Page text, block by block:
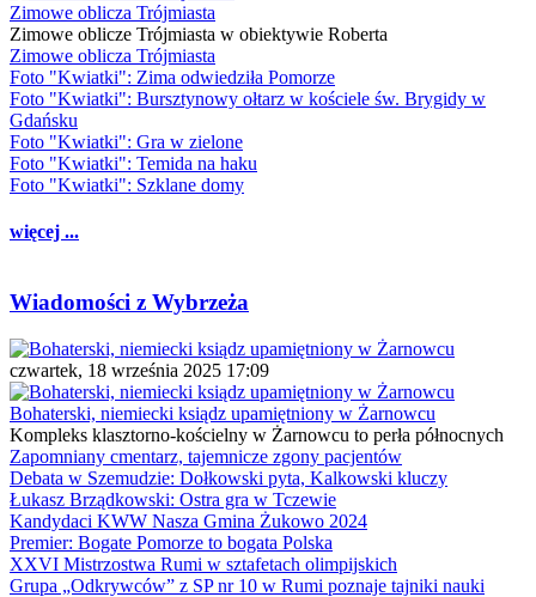
Zimowe oblicza Trójmiasta
Zimowe oblicze Trójmiasta w obiektywie Roberta
Zimowe oblicza Trójmiasta
Foto "Kwiatki": Zima odwiedziła Pomorze
Foto "Kwiatki": Bursztynowy ołtarz w kościele św. Brygidy w
Gdańsku
Foto "Kwiatki": Gra w zielone
Foto "Kwiatki": Temida na haku
Foto "Kwiatki": Szklane domy
więcej ...
Wiadomości z Wybrzeża
czwartek, 18 września 2025 17:09
Bohaterski, niemiecki ksiądz upamiętniony w Żarnowcu
Kompleks klasztorno-kościelny w Żarnowcu to perła północnych
Zapomniany cmentarz, tajemnicze zgony pacjentów
Debata w Szemudzie: Dołkowski pyta, Kalkowski kluczy
Łukasz Brządkowski: Ostra gra w Tczewie
Kandydaci KWW Nasza Gmina Żukowo 2024
Premier: Bogate Pomorze to bogata Polska
XXVI Mistrzostwa Rumi w sztafetach olimpijskich
Grupa „Odkrywców” z SP nr 10 w Rumi poznaje tajniki nauki